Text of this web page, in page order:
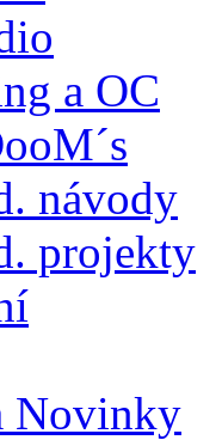
a OC
návody
projekty
Novinky